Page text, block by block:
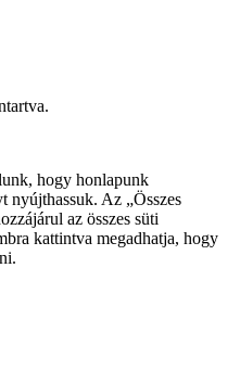
hogy honlapunk
nyújthassuk. Az „Összes
az összes süti
kattintva megadhatja, hogy